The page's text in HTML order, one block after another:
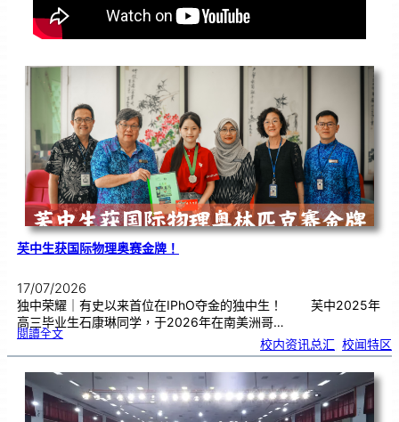
芙中生获国际物理奥赛金牌！
17/07/2026
独中荣耀｜有史以来首位在IPhO夺金的独中生！ 芙中2025年
高三毕业生石康琳同学，于2026年在南美洲哥…
閱讀全文:芙
获
际
物
理
赛
金
牌
！
校内资讯总汇 校闻特区